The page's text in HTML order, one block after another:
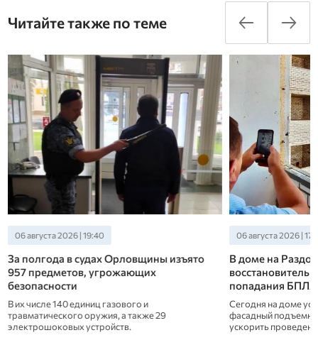
Читайте также по теме
06 августа 2026 | 19:40
За полгода в судах Орловщины изъято
957 предметов, угрожающих
безопасности
В их числе 140 единиц газового и
травматического оружия, а также 29
электрошоковых устройств.
06 августа 2026 |
В доме на
попадания БПЛА
Сегодня на доме
фасадный
ускорить